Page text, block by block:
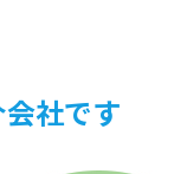
社です